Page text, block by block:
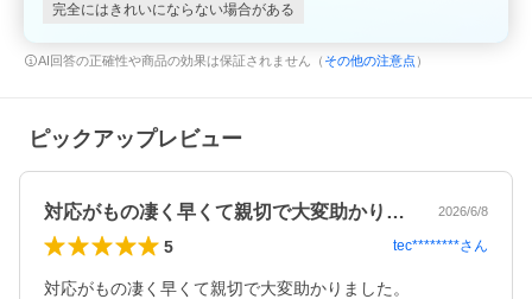
完全にはきれいにならない場合がある
AI回答の正確性や商品の効果は保証されません（ その他の注意点 ）
ピックアップレビュー
対応がもの凄く早くて親切で大変助かりま… 2026/6/8
5 tec********さん
対応がもの凄く早くて親切で大変助かりました。